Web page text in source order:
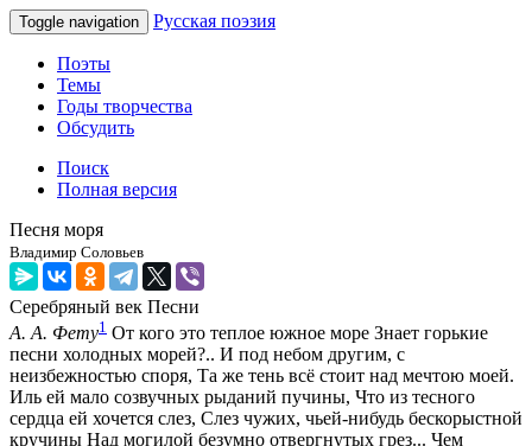
Toggle navigation Русская поэзия
Поэты
Темы
Годы творчества
Обсудить
Поиск
Полная версия
Песня моря
Владимир Соловьев
Серебряный век Песни
А. А. Фету1 От кого это теплое южное море Знает горькие
песни холодных морей?.. И под небом другим, с
неизбежностью споря, Та же тень всё стоит над мечтою моей.
Иль ей мало созвучных рыданий пучины, Что из тесного
сердца ей хочется слез, Слез чужих, чьей-нибудь бескорыстной
кручины Над могилой безумно отвергнутых грез... Чем